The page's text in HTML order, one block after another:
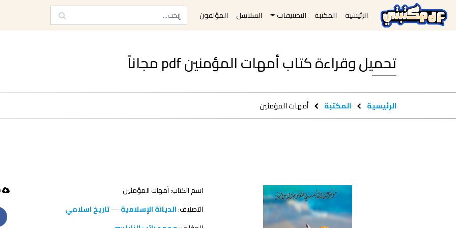
الرئيسية المكتبة التصنيفات السلاسل المؤلفون
تحميل وقراءة كتاب أمهات المؤمنين pdf مجاناً
الرئيسية المكتبة أمهات المؤمنين
اسم الكتاب: أمهات المؤمنين
التصنيف:الديانة الإسلامية—تاريخ اسلامي